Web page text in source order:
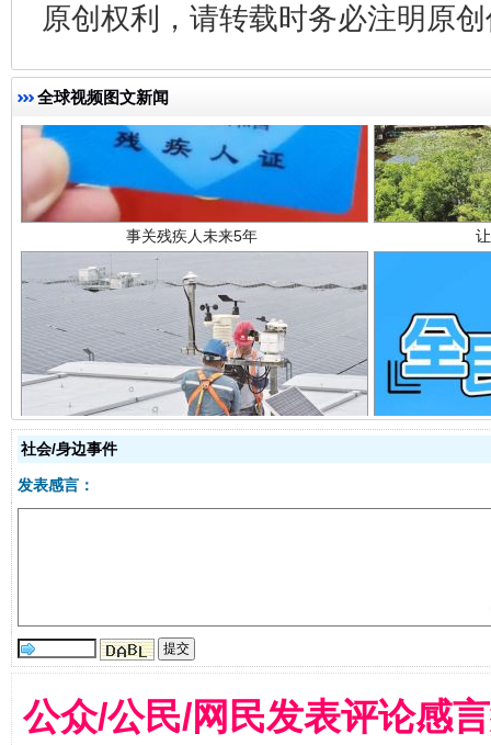
原创权利，请转载时务必注明原
全球视频图文新闻
事关残疾人未来5年
规模最大的光氢储一体化项目 走
社会/身边事件
发表感言：
公众/公民/网民发表评论感